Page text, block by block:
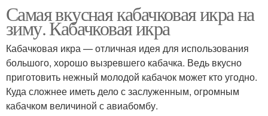
Самая вкусная кабачковая икра на
зиму. Кабачковая икра
Кабачковая икра — отличная идея для использования
большого, хорошо вызревшего кабачка. Ведь вкусно
приготовить нежный молодой кабачок может кто угодно.
Куда сложнее иметь дело с заслуженным, огромным
кабачком величиной с авиабомбу.